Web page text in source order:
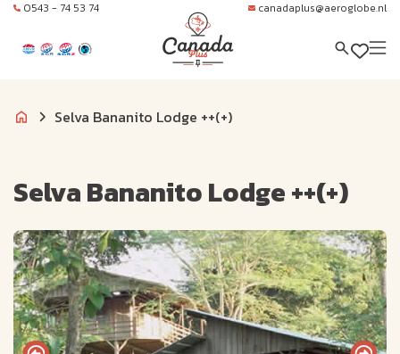
0543 - 74 53 74 canadaplus@aeroglobe.nl
Selva Bananito Lodge ++(+)
Selva Bananito Lodge ++(+)